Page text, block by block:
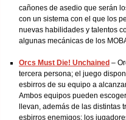
cañones de asedio que serán
con un sistema con el que los
nuevas habilidades y talentos
algunas mecánicas de los
Orcs Must Die! Unchained –
tercera persona; el juego
esbirros de su equipo a
Ambos equipos pueden
llevan, además de las
esbirros enemigos; los